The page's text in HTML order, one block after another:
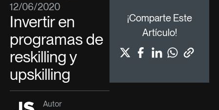
12/06/2020
Invertir en
programas de
reskilling y
upskilling
Autor
¡Comparte Este
Artículo!